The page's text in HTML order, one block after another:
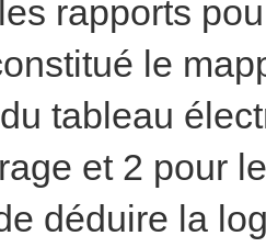
rapports
le
tableau
et 2 pour
déduire la